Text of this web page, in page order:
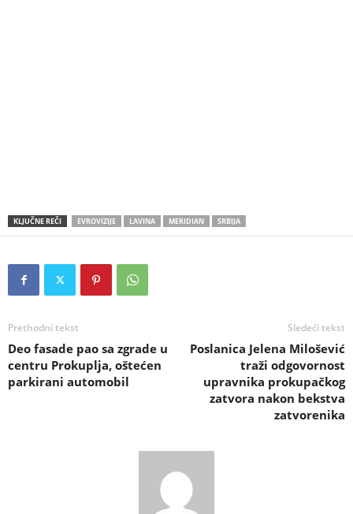
KLJUČNE REČI EVROVIZIJE LAVINA MERIDIAN SRBIJA
Prethodni tekst
Deo fasade pao sa zgrade u
centru Prokuplja, oštećen
parkirani automobil
Sledeći tekst
Poslanica Jelena Milošević
traži odgovornost
upravnika prokupačkog
zatvora nakon bekstva
zatvorenika